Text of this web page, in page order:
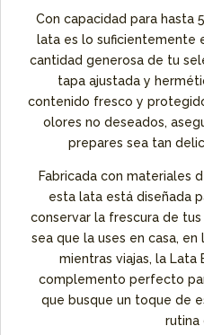
Con capacidad para hasta
lata es lo suficientemente
cantidad generosa de tu
tapa ajustada y
contenido fresco y
olores no deseados,
prepares sea tan
Fabricada con materiales
esta lata está diseñada
conservar la frescura de
sea que la uses en casa,
mientras viajas, la Lata
complemento perfecto
que busque un toque de
rutina